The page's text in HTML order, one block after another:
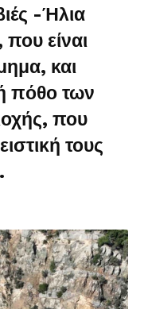
-Ήλια
είναι
και
πόθο των
που
τους